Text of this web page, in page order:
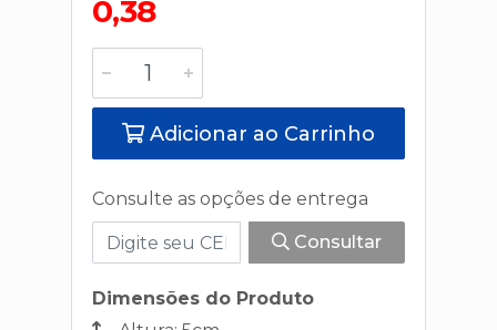
0,38
Adicionar ao Carrinho
Consulte as opções de entrega
Consultar
Dimensões do Produto